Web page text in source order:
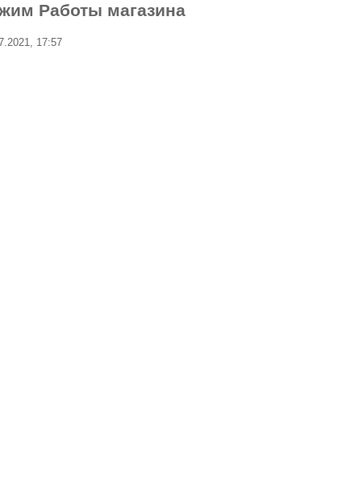
Работы магазина
17:57